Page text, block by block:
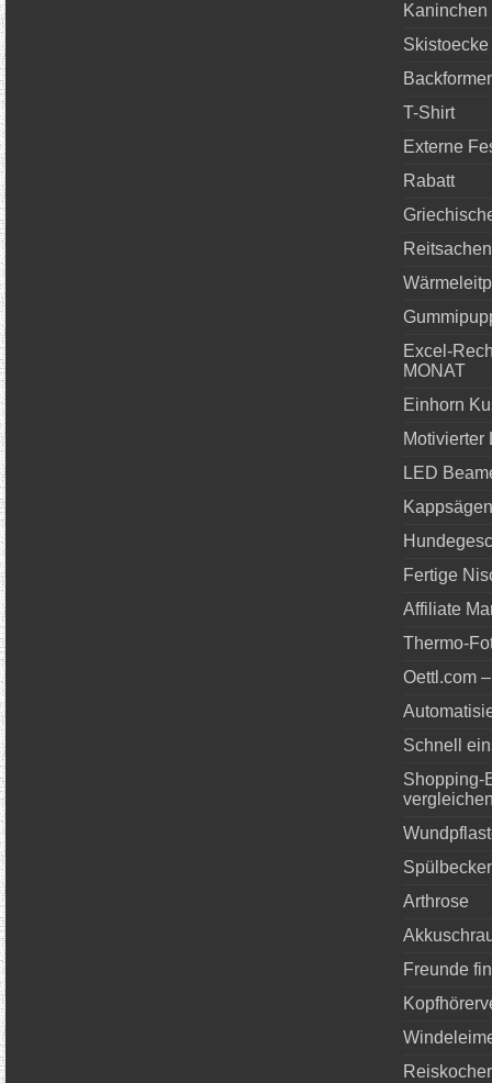
Kaninchen
Skistoecke
T-Shirt
Externe
Rabatt
Excel-
MONAT
Einhorn
Motivierter
LED
Fertige
Affiliate
Thermo-
Oettl.com
Schnell
Shopping-
Arthrose
Freunde